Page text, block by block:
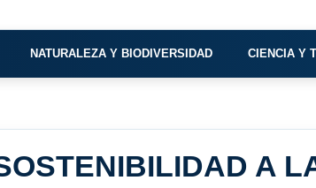
NATURALEZA Y BIODIVERSIDAD CIENCIA Y
A